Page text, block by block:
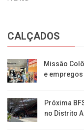
CALÇADOS
Missão
e
Próxima
no Distrito